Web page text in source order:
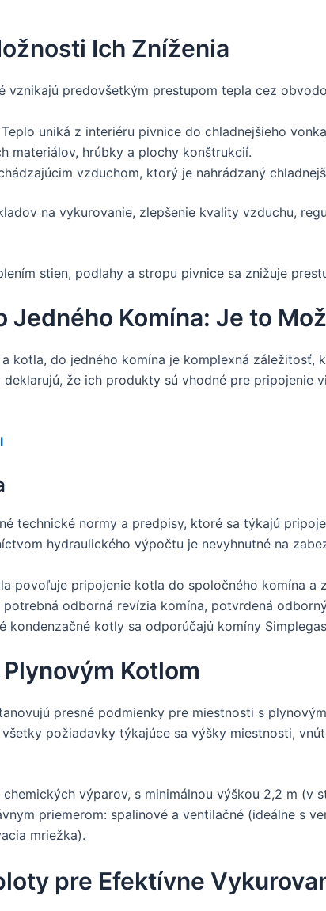
Ich Zníženia
vznikajú predovšetkým prestupom tepla cez
Teplo uniká z interiéru pivnice do chladnejšieho
materiálov, hrúbky a plochy konštrukcií.
vzduchom, ktorý je nahrádzaný
na vykurovanie, zlepšenie kvality vzduchu,
stien, podlahy a stropu pivnice sa znižuje
Jedného Komína: Je to
kotla, do jedného komína je komplexná záležitosť,
že ich produkty sú vhodné pre pripojenie
technické normy a predpisy, ktoré sa týkajú
hydraulického výpočtu je nevyhnutné na
povoľuje pripojenie kotla do spoločného komína a
potrebná odborná revízia komína, potvrdená
kondenzačné kotly sa odporúčajú komíny
Kotlom
presné podmienky pre miestnosti s
požiadavky týkajúce sa výšky miestnosti,
výparov, s minimálnou výškou 2,2 m (v
priemerom: spalinové a ventilačné (ideálne s
mriežka).
pre Efektívne